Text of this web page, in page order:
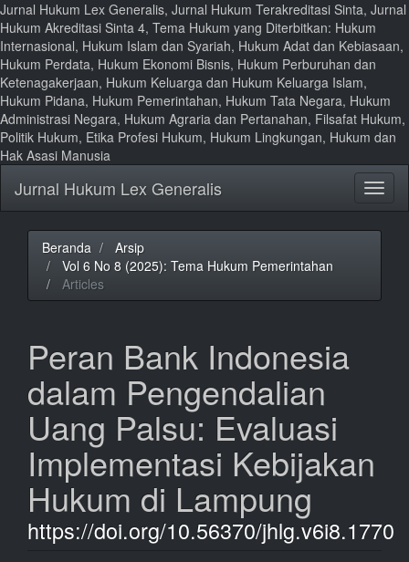
Jurnal Hukum Lex Generalis, Jurnal Hukum Terakreditasi Sinta, Jurnal
Hukum Akreditasi Sinta 4, Tema Hukum yang Diterbitkan: Hukum
Internasional, Hukum Islam dan Syariah, Hukum Adat dan Kebiasaan,
Hukum Perdata, Hukum Ekonomi Bisnis, Hukum Perburuhan dan
Ketenagakerjaan, Hukum Keluarga dan Hukum Keluarga Islam,
Hukum Pidana, Hukum Pemerintahan, Hukum Tata Negara, Hukum
Administrasi Negara, Hukum Agraria dan Pertanahan, Filsafat Hukum,
Politik Hukum, Etika Profesi Hukum, Hukum Lingkungan, Hukum dan
Hak Asasi Manusia
isi
halaman
Navigasi
Utama
Isi
Utama
Jurnal Hukum Lex Generalis
Beranda
Arsip
Vol 6 No 8 (2025): Tema Hukum Pemerintahan
Articles
Peran Bank Indonesia
dalam Pengendalian
Uang Palsu: Evaluasi
Implementasi Kebijakan
Hukum di Lampung
https://doi.org/10.56370/jhlg.v6i8.1770